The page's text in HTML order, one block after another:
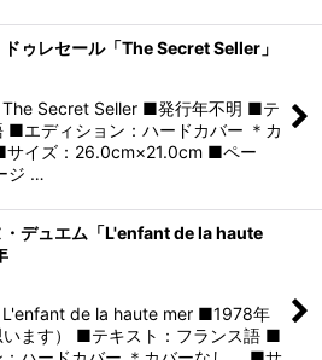
ゥレセール「The Secret Seller」
Secret Seller ■発行年不明 ■テ
■エディション：ハードカバー ＊カ
サイズ：26.0cm×21.0cm ■ペー
ジ …
・デュエム「L'enfant de la haute
de la haute mer ■1978年
います） ■テキスト：フランス語 ■